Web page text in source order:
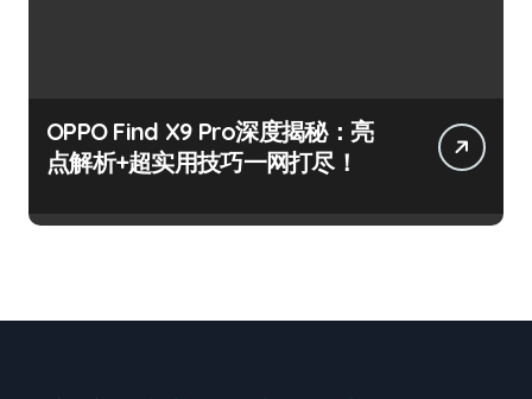
OPPO Find X9 Pro深度揭秘：亮
点解析+超实用技巧一网打尽！